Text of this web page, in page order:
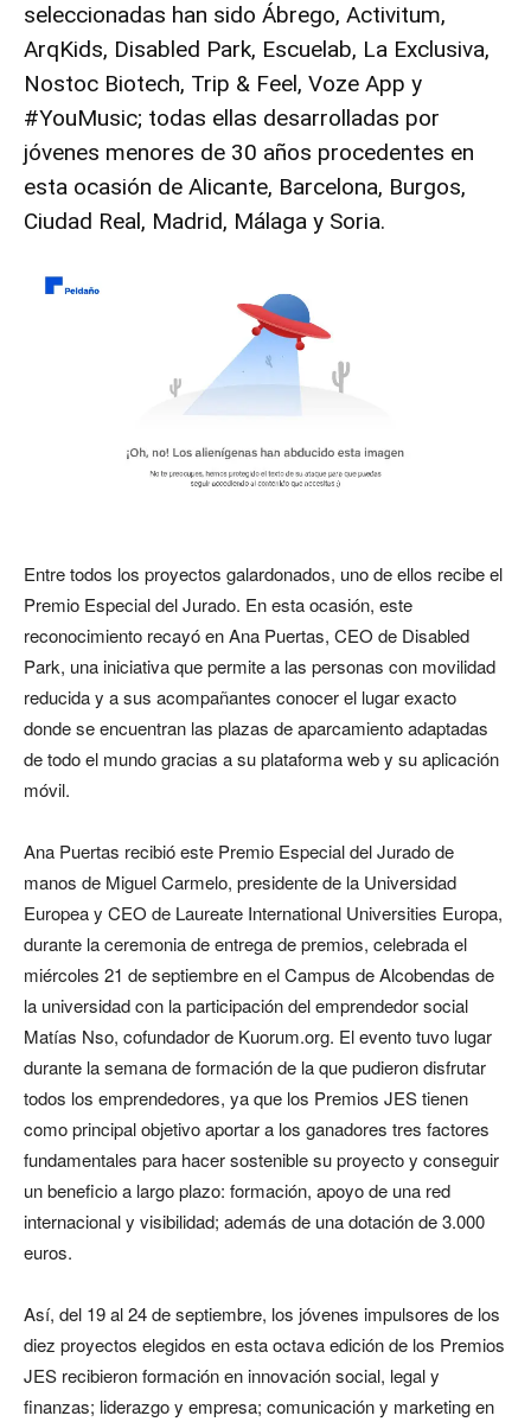
seleccionadas han sido Ábrego, Activitum,
ArqKids, Disabled Park, Escuelab, La Exclusiva,
Nostoc Biotech, Trip & Feel, Voze App y
#YouMusic; todas ellas desarrolladas por
jóvenes menores de 30 años procedentes en
esta ocasión de Alicante, Barcelona, Burgos,
Ciudad Real, Madrid, Málaga y Soria.
Entre todos los proyectos galardonados, uno de ellos recibe el
Premio Especial del Jurado. En esta ocasión, este
reconocimiento recayó en Ana Puertas, CEO de Disabled
Park, una iniciativa que permite a las personas con movilidad
reducida y a sus acompañantes conocer el lugar exacto
donde se encuentran las plazas de aparcamiento adaptadas
de todo el mundo gracias a su plataforma web y su aplicación
móvil.
Ana Puertas recibió este Premio Especial del Jurado de
manos de Miguel Carmelo, presidente de la Universidad
Europea y CEO de Laureate International Universities Europa,
durante la ceremonia de entrega de premios, celebrada el
miércoles 21 de septiembre en el Campus de Alcobendas de
la universidad con la participación del emprendedor social
Matías Nso, cofundador de Kuorum.org. El evento tuvo lugar
durante la semana de formación de la que pudieron disfrutar
todos los emprendedores, ya que los Premios JES tienen
como principal objetivo aportar a los ganadores tres factores
fundamentales para hacer sostenible su proyecto y conseguir
un beneficio a largo plazo: formación, apoyo de una red
internacional y visibilidad; además de una dotación de 3.000
euros.
Así, del 19 al 24 de septiembre, los jóvenes impulsores de los
diez proyectos elegidos en esta octava edición de los Premios
JES recibieron formación en innovación social, legal y
finanzas; liderazgo y empresa; comunicación y marketing en